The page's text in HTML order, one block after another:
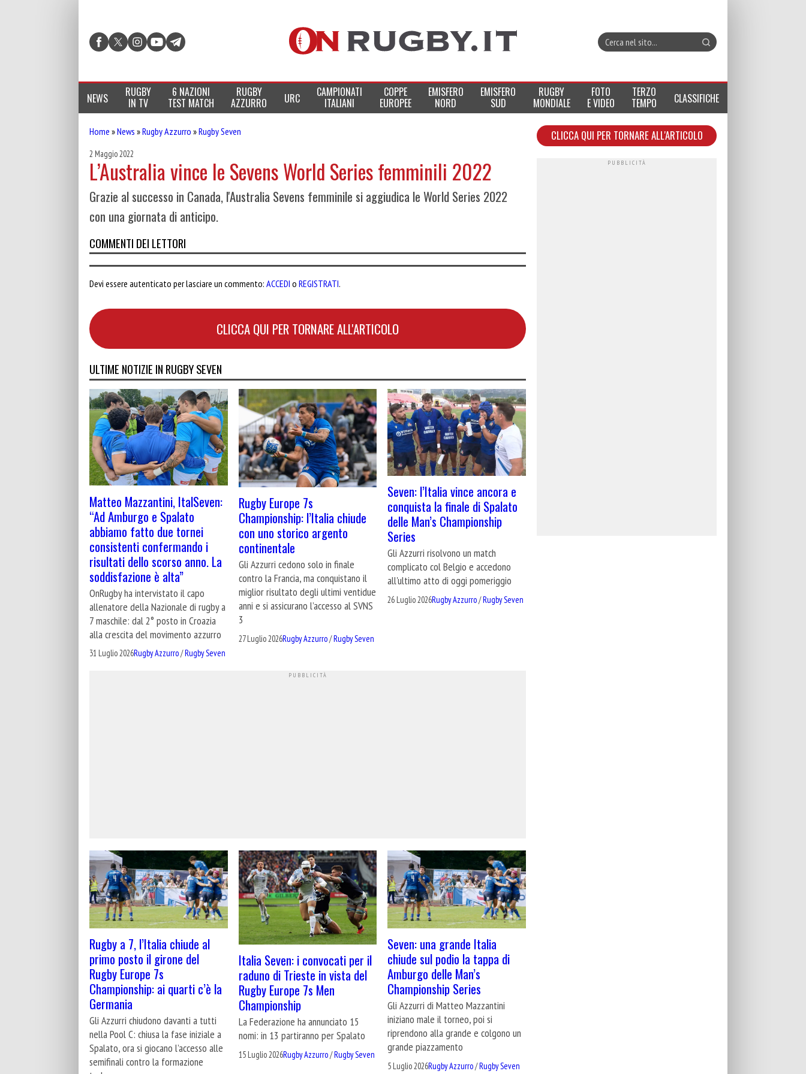
NEWS RUGBY
IN TV
6 NAZIONI
TEST MATCH
RUGBY
AZZURRO URC CAMPIONATI
ITALIANI
COPPE
EUROPEE
EMISFERO
NORD
EMISFERO
SUD
RUGBY
MONDIALE
FOTO
E VIDEO
TERZO
TEMPO CLASSIFICHE
Home »News »Rugby Azzurro »Rugby Seven
2 Maggio 2022
L’Australia vince le Sevens World Series femminili 2022
Grazie al successo in Canada, l'Australia Sevens femminile si aggiudica le World Series 2022
con una giornata di anticipo.
COMMENTI DEI LETTORI
Devi essere autenticato per lasciare un commento: ACCEDI o REGISTRATI.
CLICCA QUI PER TORNARE ALL'ARTICOLO
ULTIME NOTIZIE IN RUGBY SEVEN
Matteo Mazzantini, ItalSeven:
“Ad Amburgo e Spalato
abbiamo fatto due tornei
consistenti confermando i
risultati dello scorso anno. La
soddisfazione è alta”
OnRugby ha intervistato il capo
allenatore della Nazionale di rugby a
7 maschile: dal 2° posto in Croazia
alla crescita del movimento azzurro
31 Luglio 2026Rugby Azzurro/Rugby Seven
Rugby Europe 7s
Championship: l’Italia chiude
con uno storico argento
continentale
Gli Azzurri cedono solo in finale
contro la Francia, ma conquistano il
miglior risultato degli ultimi ventidue
anni e si assicurano l’accesso al SVNS
3
27 Luglio 2026Rugby Azzurro/Rugby Seven
Seven: l’Italia vince ancora e
conquista la finale di Spalato
delle Man’s Championship
Series
Gli Azzurri risolvono un match
complicato col Belgio e accedono
all'ultimo atto di oggi pomeriggio
26 Luglio 2026Rugby Azzurro/Rugby Seven
Rugby a 7, l’Italia chiude al
primo posto il girone del
Rugby Europe 7s
Championship: ai quarti c’è la
Germania
Gli Azzurri chiudono davanti a tutti
nella Pool C: chiusa la fase iniziale a
Spalato, ora si giocano l’accesso alle
semifinali contro la formazione
Italia Seven: i convocati per il
raduno di Trieste in vista del
Rugby Europe 7s Men
Championship
La Federazione ha annunciato 15
nomi: in 13 partiranno per Spalato
15 Luglio 2026Rugby Azzurro/Rugby Seven
Seven: una grande Italia
chiude sul podio la tappa di
Amburgo delle Man’s
Championship Series
Gli Azzurri di Matteo Mazzantini
iniziano male il torneo, poi si
riprendono alla grande e colgono un
grande piazzamento
5 Luglio 2026Rugby Azzurro/Rugby Seven
CLICCA QUI PER TORNARE ALL'ARTICOLO